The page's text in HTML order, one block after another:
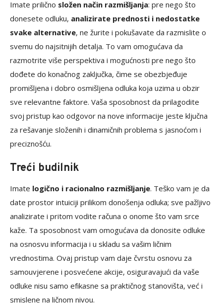
Imate prilično složen način razmišljanja: pre nego što
donesete odluku, analizirate prednosti i nedostatke
svake alternative, ne žurite i pokušavate da razmislite o
svemu do najsitnijih detalja. To vam omogućava da
razmotrite više perspektiva i mogućnosti pre nego što
dođete do konačnog zaključka, čime se obezbjeđuje
promišljena i dobro osmišljena odluka koja uzima u obzir
sve relevantne faktore. Vaša sposobnost da prilagodite
svoj pristup kao odgovor na nove informacije jeste ključna
za rešavanje složenih i dinamičnih problema s jasnoćom i
preciznošću.
Treći budilnik
Imate logično i racionalno razmišljanje. Teško vam je da
date prostor intuiciji prilikom donošenja odluka; sve pažljivo
analizirate i pritom vodite računa o onome što vam srce
kaže. Ta sposobnost vam omogućava da donosite odluke
na osnosvu informacija i u skladu sa vašim ličnim
vrednostima. Ovaj pristup vam daje čvrstu osnovu za
samouvjerene i posvećene akcije, osiguravajući da vaše
odluke nisu samo efikasne sa praktičnog stanovišta, već i
smislene na ličnom nivou.